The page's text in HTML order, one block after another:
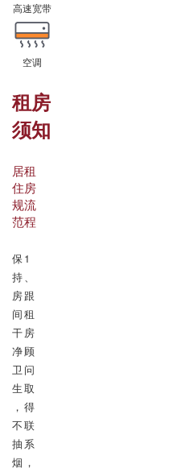
高速宽带
空调
租房
须知
居
住
规
范
保
持
房
间
干
净
卫
生
，
不
抽
烟
租
房
流
程
1
、
跟
租
房
顾
问
取
得
联
系
，